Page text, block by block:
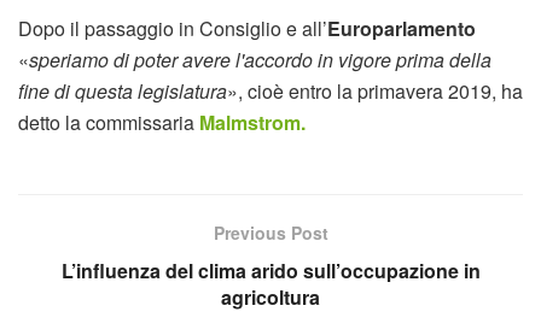
Dopo il passaggio in Consiglio e all’Europarlamento
«speriamo di poter avere l'accordo in vigore prima della
fine di questa legislatura», cioè entro la primavera 2019, ha
detto la commissaria Malmstrom.
Previous Post
L’influenza del clima arido sull’occupazione in
agricoltura